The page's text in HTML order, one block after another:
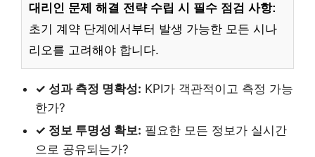
대리인 문제 해결 전략 수립 시 필수 점검 사항:
초기 계약 단계에서부터 발생 가능한 모든 시나
리오를 고려해야 합니다.
✓ 성과 측정 명확성: KPI가 객관적이고 측정 가능
한가?
✓ 정보 투명성 확보: 필요한 모든 정보가 실시간
으로 공유되는가?